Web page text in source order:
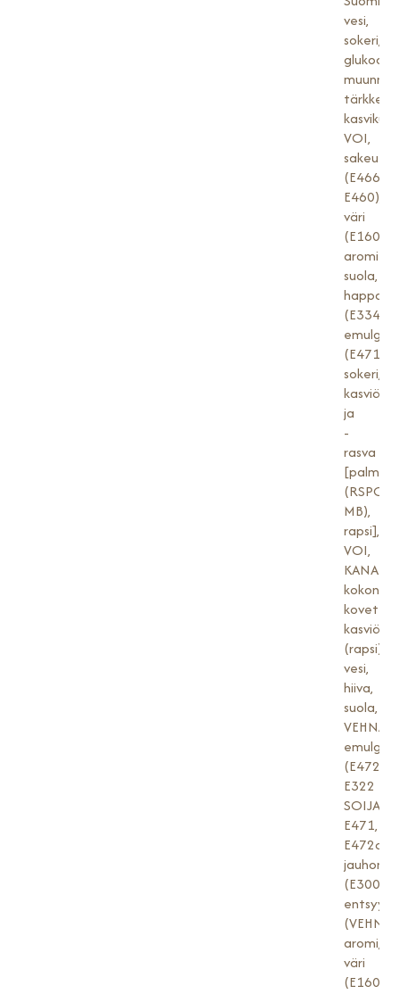
vesi,
sokeri,
VOI,
(E466,
E460),
väri
(E160a),
aromit,
suola,
(E334),
(E471)],
sokeri,
kasviöljy
ja
-
rasva
[palmu
(RSPO
MB),
rapsi],
VOI,
kasviöljy
(rapsi),
vesi,
hiiva,
suola,
(E472e,
E322
SOIJA,
E471,
E472c),
(E300),
entsyymi
(VEHNÄ),
aromi,
väri
(E160a).